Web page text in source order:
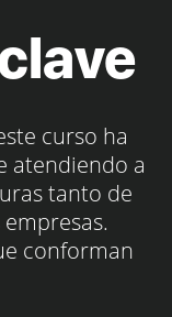
curso ha
atendiendo a
tanto de
conforman